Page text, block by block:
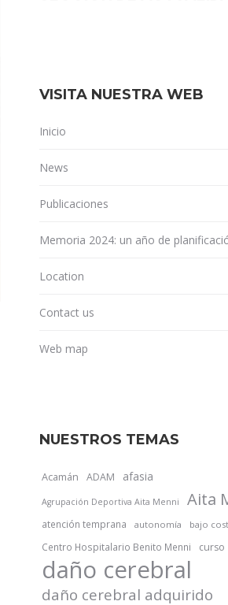
VISITA NUESTRA WEB
Inicio
News
Publicaciones
Memoria 2024: un año de
Location
Contact us
Web map
NUESTROS TEMAS
Acamán ADAM afasia
Agrupación Deportiva Aita Menni Aita
atención temprana autonomía bajo
Centro Hospitalario Benito Menni curso
daño cerebral
daño cerebral adquirido